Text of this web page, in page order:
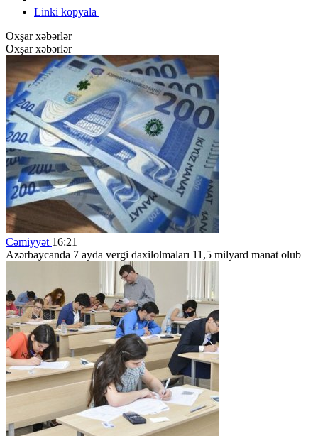
Linki kopyala
Oxşar xəbərlər
Oxşar xəbərlər
Cəmiyyət 16:21
Azərbaycanda 7 ayda vergi daxilolmaları 11,5 milyard manat olub